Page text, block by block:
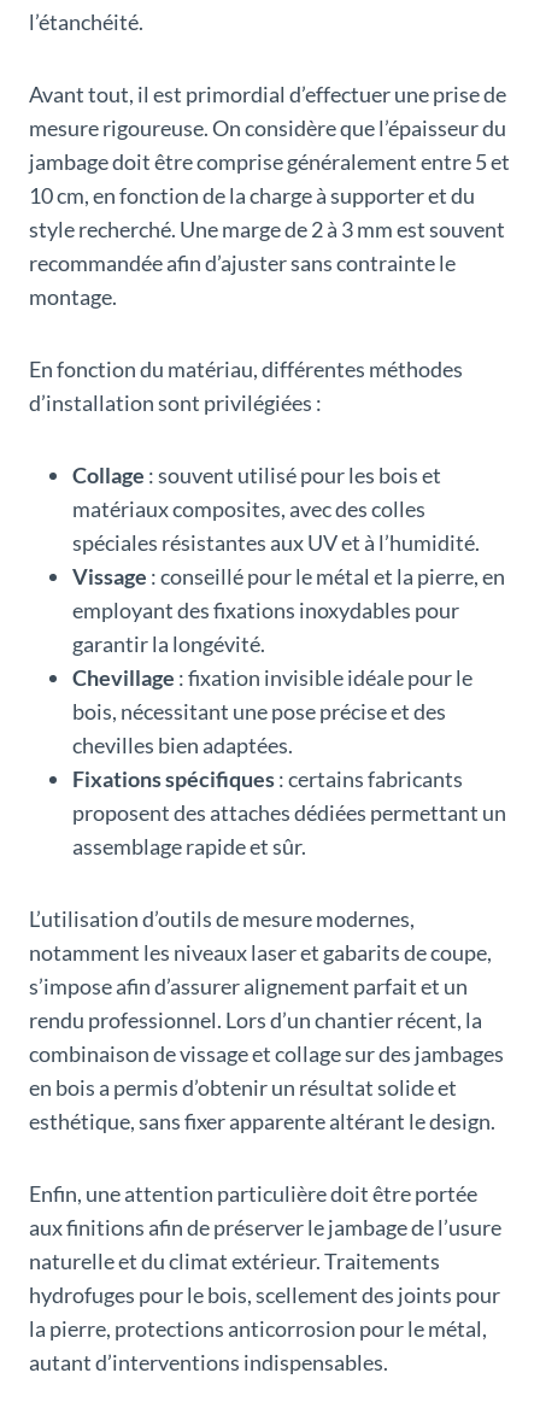
l’étanchéité.
Avant tout, il est primordial d’effectuer une prise de
mesure rigoureuse. On considère que l’épaisseur du
jambage doit être comprise généralement entre 5 et
10 cm, en fonction de la charge à supporter et du
style recherché. Une marge de 2 à 3 mm est souvent
recommandée afin d’ajuster sans contrainte le
montage.
En fonction du matériau, différentes méthodes
d’installation sont privilégiées :
Collage : souvent utilisé pour les bois et
matériaux composites, avec des colles
spéciales résistantes aux UV et à l’humidité.
Vissage : conseillé pour le métal et la pierre, en
employant des fixations inoxydables pour
garantir la longévité.
Chevillage : fixation invisible idéale pour le
bois, nécessitant une pose précise et des
chevilles bien adaptées.
Fixations spécifiques: certains fabricants
proposent des attaches dédiées permettant un
assemblage rapide et sûr.
L’utilisation d’outils de mesure modernes,
notamment les niveaux laser et gabarits de coupe,
s’impose afin d’assurer alignement parfait et un
rendu professionnel. Lors d’un chantier récent, la
combinaison de vissage et collage sur des jambages
en bois a permis d’obtenir un résultat solide et
esthétique, sans fixer apparente altérant le design.
Enfin, une attention particulière doit être portée
aux finitions afin de préserver le jambage de l’usure
naturelle et du climat extérieur. Traitements
hydrofuges pour le bois, scellement des joints pour
la pierre, protections anticorrosion pour le métal,
autant d’interventions indispensables.